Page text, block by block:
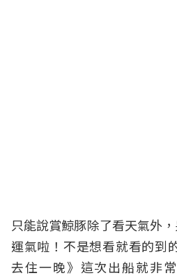
只能說賞鯨豚除了看天氣外
運氣啦！不是想看就看的到
去住一晚》這次出船就非